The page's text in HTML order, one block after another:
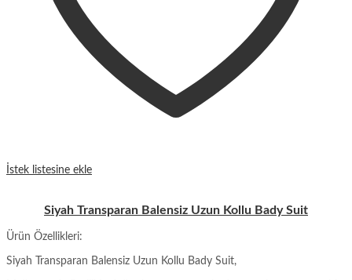
İstek listesine ekle
Siyah Transparan Balensiz Uzun Kollu Bady Suit
Ürün Özellikleri:
Siyah Transparan Balensiz Uzun Kollu Bady Suit,